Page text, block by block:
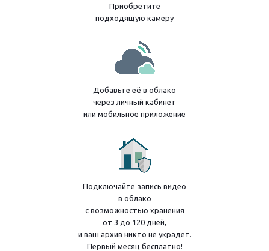
Приобретите
подходящую камеру
Добавьте её в облако
через личный кабинет
или мобильное приложение
Подключайте запись видео
в облако
с возможностью хранения
от 3 до 120 дней,
и ваш архив никто не украдет.
Первый месяц бесплатно!